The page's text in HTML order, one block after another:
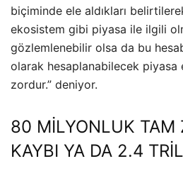
biçiminde ele aldıkları
ekosistem gibi piyasa ile ilgili
gözlemlenebilir olsa da bu
olarak hesaplanabilecek piyasa
zordur.” deniyor.
80 MİLYONLUK TAM
KAYBI YA DA 2.4